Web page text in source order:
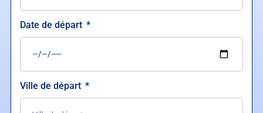
Date de départ
Ville de départ